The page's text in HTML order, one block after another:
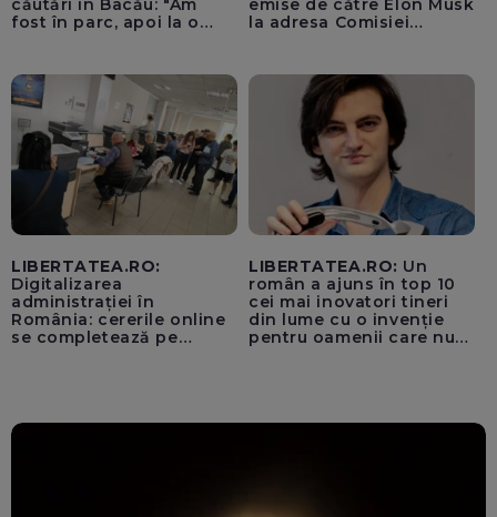
căutări în Bacău: "Am
fost în parc, apoi la o
emise de către Elon Musk
la adresa Comisiei
pentru instaurarea
„cenzurii” pe platforma X
LIBERTATEA.RO:
Digitalizarea
administrației în
România: cererile online
se completează pe
LIBERTATEA.RO: Un
român a ajuns în top 10
cei mai inovatori tineri
din lume cu o invenție
pentru oamenii care nu